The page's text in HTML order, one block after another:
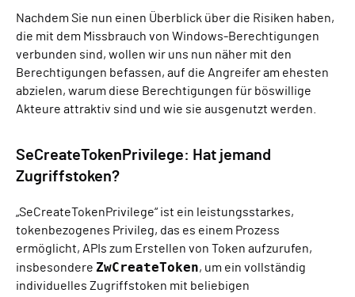
Nachdem Sie nun einen Überblick über die Risiken haben,
die mit dem Missbrauch von Windows-Berechtigungen
verbunden sind, wollen wir uns nun näher mit den
Berechtigungen befassen, auf die Angreifer am ehesten
abzielen, warum diese Berechtigungen für böswillige
Akteure attraktiv sind und wie sie ausgenutzt werden.
SeCreateTokenPrivilege: Hat jemand
Zugriffstoken?
„SeCreateTokenPrivilege“ ist ein leistungsstarkes,
tokenbezogenes Privileg, das es einem Prozess
ermöglicht, APIs zum Erstellen von Token aufzurufen,
insbesondere ZwCreateToken, um ein vollständig
individuelles Zugriffstoken mit beliebigen